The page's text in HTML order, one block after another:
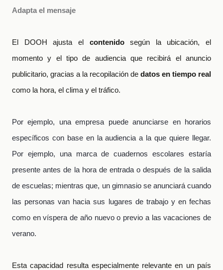
Adapta el mensaje
El DOOH ajusta el contenidosegún la ubicación, el
momento y el tipo de audiencia que recibirá el anuncio
publicitario, gracias a la recopilación de datos en tiempo real
como la hora, el clima y el tráfico.
Por ejemplo, una empresa puede anunciarse en horarios
específicos con base en la audiencia a la que quiere llegar.
Por ejemplo, una marca de cuadernos escolares estaría
presente antes de la hora de entrada o después de la salida
de escuelas; mientras que, un gimnasio se anunciará cuando
las personas van hacia sus lugares de trabajo y en fechas
como en víspera de año nuevo o previo a las vacaciones de
verano.
Esta capacidad resulta especialmente relevante en un país